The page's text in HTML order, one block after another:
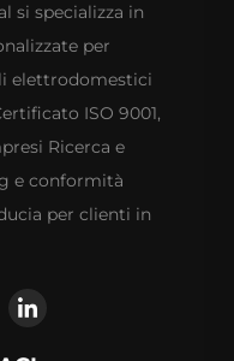
si specializza in
per
elettrodomestici
ISO 9001,
Ricerca e
e conformità
per clienti in